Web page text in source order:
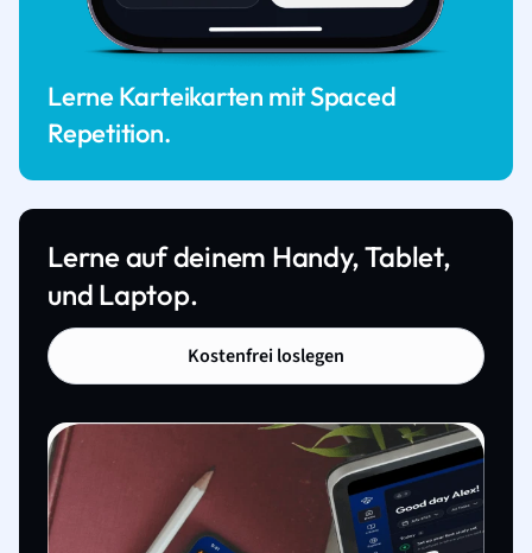
Lerne Karteikarten mit Spaced
Repetition.
Lerne auf deinem Handy, Tablet,
und Laptop.
Kostenfrei loslegen